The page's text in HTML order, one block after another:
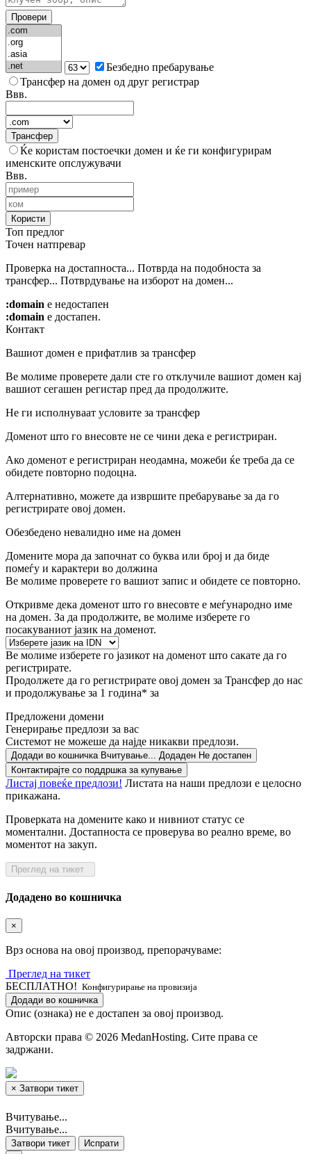
Провери
Безбедно пребарување
Трансфер на домен од друг регистрар
Ввв.
Трансфер
Ќе користам постоечки домен и ќе ги конфигурирам
именските опслужувачи
Ввв.
Користи
Топ предлог
Точен натпревар
Проверка на достапноста... Потврда на подобноста за
трансфер... Потврдување на изборот на домен...
:domain е недостапен
:domain е достапен.
Контакт
Вашиот домен е прифатлив за трансфер
Ве молиме проверете дали сте го отклучиле вашиот домен кај
вашиот сегашен регистар пред да продолжите.
Не ги исполнуваат условите за трансфер
Доменот што го внесовте не се чини дека е регистриран.
Ако доменот е регистриран неодамна, можеби ќе треба да се
обидете повторно подоцна.
Алтернативно, можете да извршите пребарување за да го
регистрирате овој домен.
Обезбедено невалидно име на домен
Домените мора да започнат со буква или број и да биде
помеѓу и карактери во должина
Ве молиме проверете го вашиот запис и обидете се повторно.
Откривме дека доменот што го внесовте е меѓународно име
на домен. За да продолжите, ве молиме изберете го
посакуваниот јазик на доменот.
Ве молиме изберете го јазикот на доменот што сакате да го
регистрирате.
Продолжете да го регистрирате овој домен за Трансфер до нас
и продолжување за 1 година* за
Предложени домени
Генерирање предлози за вас
Системот не можеше да најде никакви предлози.
Додади во кошничка Вчитување... Додаден Не достапен
Контактирајте со поддршка за купување
Листај повеќе предлози! Листата на наши предлози е целосно
прикажана.
Проверката на домените како и нивниот статус се
моментални. Достапноста се проверува во реално време, во
моментот на закуп.
Додадено во кошничка
×
Врз основа на овој производ, препорачуваме:
Преглед на тикет
БЕСПЛАТНО! Конфигурирање на провизија
Додади во кошничка
Опис (ознака) не е достапен за овој производ.
Авторски права © 2026 MedanHosting. Сите права се
задржани.
× Затвори тикет
Вчитување...
Вчитување...
Затвори тикет
Испрати